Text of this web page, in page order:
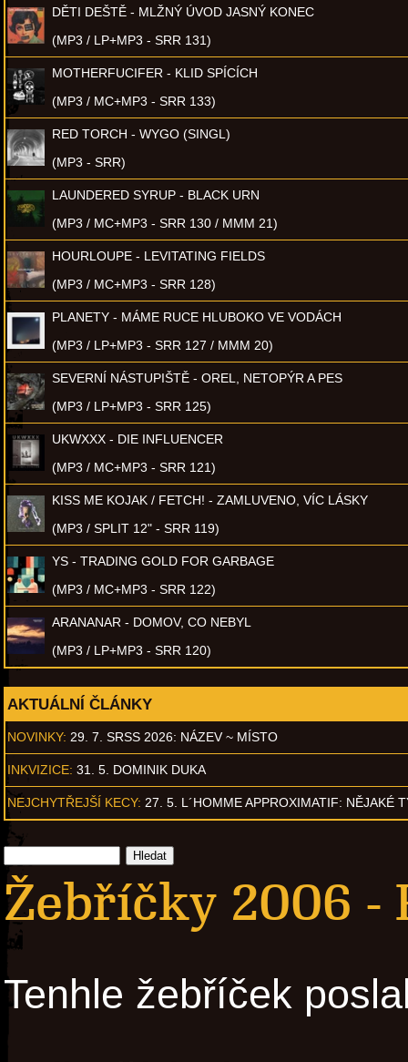
DĚTI DEŠTĚ - MLŽNÝ ÚVOD JASNÝ KONEC
(MP3 / LP+MP3 - SRR 131)
MOTHERFUCIFER - KLID SPÍCÍCH
(MP3 / MC+MP3 - SRR 133)
RED TORCH - WYGO (SINGL)
(MP3 - SRR)
LAUNDERED SYRUP - BLACK URN
(MP3 / MC+MP3 - SRR 130 / MMM 21)
HOURLOUPE - LEVITATING FIELDS
(MP3 / MC+MP3 - SRR 128)
PLANETY - MÁME RUCE HLUBOKO VE VODÁCH
(MP3 / LP+MP3 - SRR 127 / MMM 20)
SEVERNÍ NÁSTUPIŠTĚ - OREL, NETOPÝR A PES
(MP3 / LP+MP3 - SRR 125)
UKWXXX - DIE INFLUENCER
(MP3 / MC+MP3 - SRR 121)
KISS ME KOJAK / FETCH! - ZAMLUVENO, VÍC LÁSKY
(MP3 / SPLIT 12" - SRR 119)
YS - TRADING GOLD FOR GARBAGE
(MP3 / MC+MP3 - SRR 122)
ARANANAR - DOMOV, CO NEBYL
(MP3 / LP+MP3 - SRR 120)
AKTUÁLNÍ ČLÁNKY
NOVINKY: 29. 7. SRSS 2026: NÁZEV ~ MÍSTO
INKVIZICE: 31. 5. DOMINIK DUKA
NEJCHYTŘEJŠÍ KECY: 27. 5. L´HOMME APPROXIMATIF: NĚJAKÉ
Žebříčky 2006 -
Tenhle žebříček